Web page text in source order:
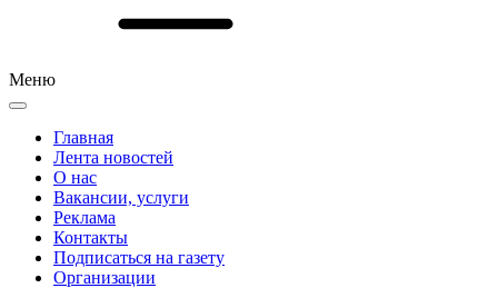
Меню
Главная
Лента новостей
О нас
Вакансии, услуги
Реклама
Контакты
Подписаться на газету
Организации